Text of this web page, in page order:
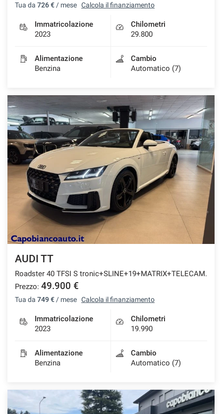
Tua da 726 € / mese Calcola il finanziamento
Immatricolazione
2023
Chilometri
29.800
Alimentazione
Benzina
Cambio
Automatico (7)
AUDI TT
Roadster 40 TFSI S tronic+SLINE+19+MATRIX+TELECAM.
Prezzo: 49.900 €
Tua da 749 € / mese Calcola il finanziamento
Immatricolazione
2023
Chilometri
19.990
Alimentazione
Benzina
Cambio
Automatico (7)